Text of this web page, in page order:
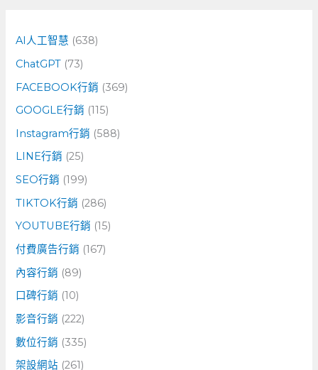
字
:
AI人工智慧 (638)
ChatGPT (73)
FACEBOOK行銷 (369)
GOOGLE行銷 (115)
Instagram行銷 (588)
LINE行銷 (25)
SEO行銷 (199)
TIKTOK行銷 (286)
YOUTUBE行銷 (15)
付費廣告行銷 (167)
內容行銷 (89)
口碑行銷 (10)
影音行銷 (222)
數位行銷 (335)
架設網站 (261)